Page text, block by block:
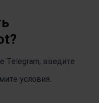
Telegram, введите
условия.